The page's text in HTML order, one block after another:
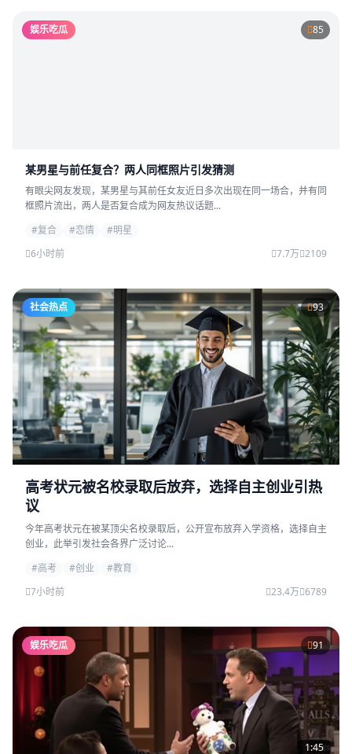
娱乐吃瓜 85
某男星与前任复合？两人同框照片引发猜测
有眼尖网友发现，某男星与其前任女友近日多次出现在同一场合，并有同
框照片流出，两人是否复合成为网友热议话题...
#复合
#恋情
#明星
6小时前
7.7万 2109
社会热点 93
高考状元被名校录取后放弃，选择自主创业引热
议
今年高考状元在被某顶尖名校录取后，公开宣布放弃入学资格，选择自主
创业，此举引发社会各界广泛讨论...
#高考
#创业
#教育
7小时前
23.4万 6789
娱乐吃瓜 91
1:45